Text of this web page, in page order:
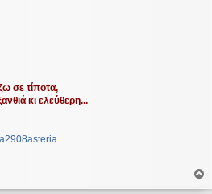
σε τίποτα,
κι ελεύθερη...
ο